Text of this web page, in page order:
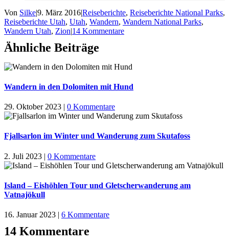
Von Silke|9. März 2016|Reiseberichte, Reiseberichte National Parks,
Reiseberichte Utah, Utah, Wandern, Wandern National Parks,
Wandern Utah, Zion|14 Kommentare
Ähnliche Beiträge
Wandern in den Dolomiten mit Hund
29. Oktober 2023 | 0 Kommentare
Fjallsarlon im Winter und Wanderung zum Skutafoss
2. Juli 2023 | 0 Kommentare
Island – Eishöhlen Tour und Gletscherwanderung am
Vatnajökull
16. Januar 2023 | 6 Kommentare
14 Kommentare